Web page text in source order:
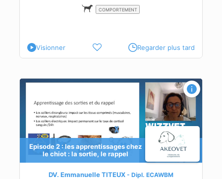
COMPORTEMENT
Visionner Regarder plus tard
Episode 2 : les apprentissages chez
le chiot : la sortie, le rappel
DV. Emmanuelle TITEUX Dipl. ECAWBM